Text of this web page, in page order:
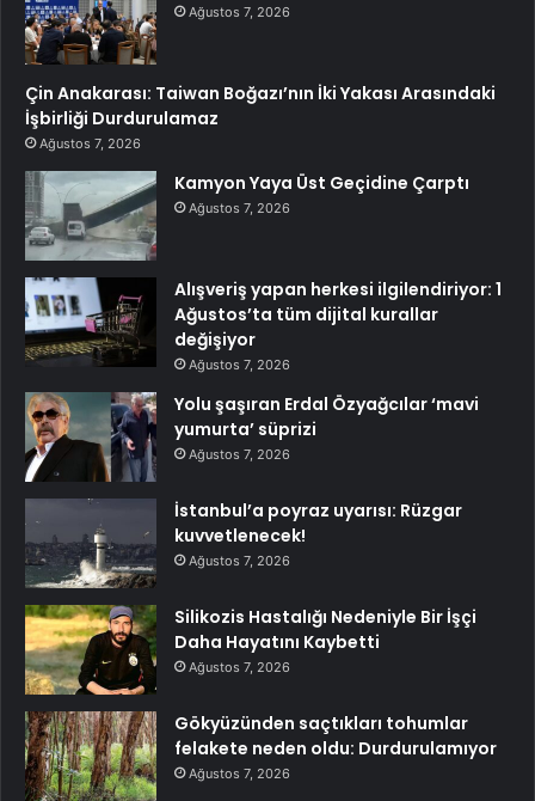
Ağustos 7, 2026
Çin Anakarası: Taiwan Boğazı’nın İki Yakası Arasındaki
İşbirliği Durdurulamaz
Ağustos 7, 2026
Kamyon Yaya Üst Geçidine Çarptı
Ağustos 7, 2026
Alışveriş yapan herkesi ilgilendiriyor: 1
Ağustos’ta tüm dijital kurallar
değişiyor
Ağustos 7, 2026
Yolu şaşıran Erdal Özyağcılar ‘mavi
yumurta’ süprizi
Ağustos 7, 2026
İstanbul’a poyraz uyarısı: Rüzgar
kuvvetlenecek!
Ağustos 7, 2026
Silikozis Hastalığı Nedeniyle Bir İşçi
Daha Hayatını Kaybetti
Ağustos 7, 2026
Gökyüzünden saçtıkları tohumlar
felakete neden oldu: Durdurulamıyor
Ağustos 7, 2026